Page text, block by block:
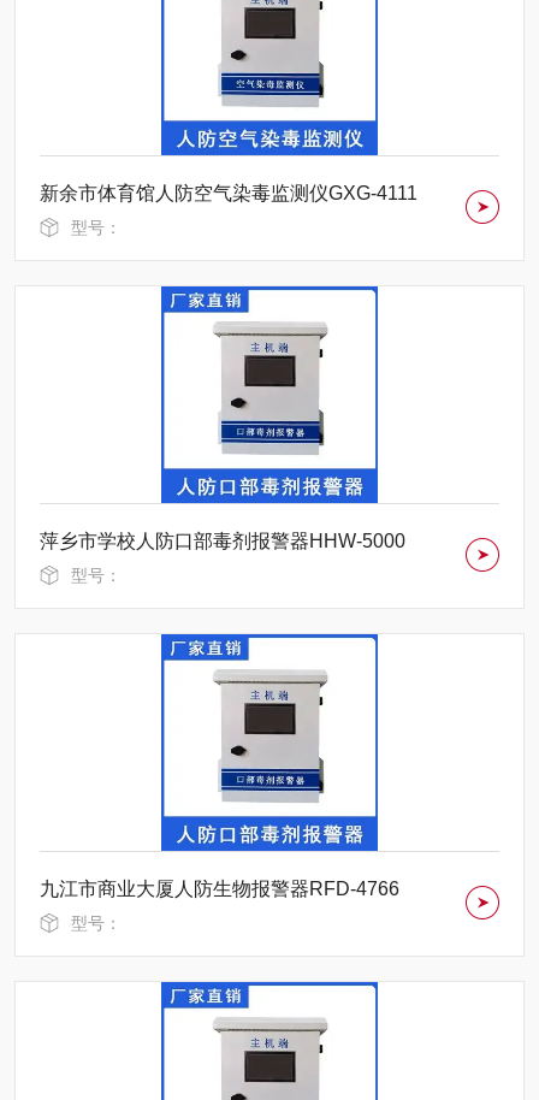
新余市体育馆人防空气染毒监测仪GXG-4111
型号：
萍乡市学校人防口部毒剂报警器HHW-5000
型号：
九江市商业大厦人防生物报警器RFD-4766
型号：